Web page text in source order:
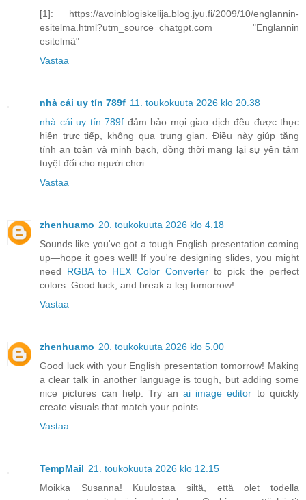
[1]: https://avoinblogiskelija.blog.jyu.fi/2009/10/englannin-
esitelma.html?utm_source=chatgpt.com "Englannin
esitelmä"
Vastaa
nhà cái uy tín 789f 11. toukokuuta 2026 klo 20.38
nhà cái uy tín 789f đảm bảo mọi giao dịch đều được thực
hiện trực tiếp, không qua trung gian. Điều này giúp tăng
tính an toàn và minh bạch, đồng thời mang lại sự yên tâm
tuyệt đối cho người chơi.
Vastaa
zhenhuamo 20. toukokuuta 2026 klo 4.18
Sounds like you've got a tough English presentation coming
up—hope it goes well! If you're designing slides, you might
need RGBA to HEX Color Converter to pick the perfect
colors. Good luck, and break a leg tomorrow!
Vastaa
zhenhuamo 20. toukokuuta 2026 klo 5.00
Good luck with your English presentation tomorrow! Making
a clear talk in another language is tough, but adding some
nice pictures can help. Try an ai image editor to quickly
create visuals that match your points.
Vastaa
TempMail 21. toukokuuta 2026 klo 12.15
Moikka Susanna! Kuulostaa siltä, että olet todella